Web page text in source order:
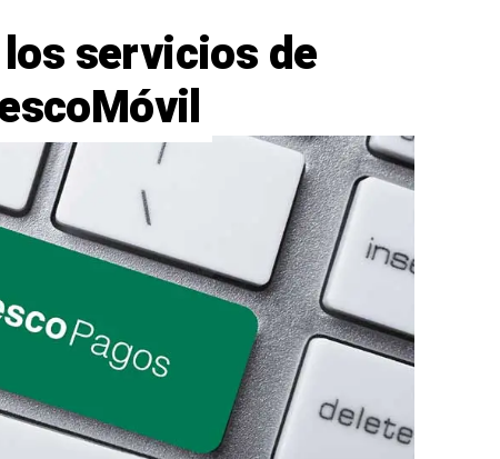
servicios de